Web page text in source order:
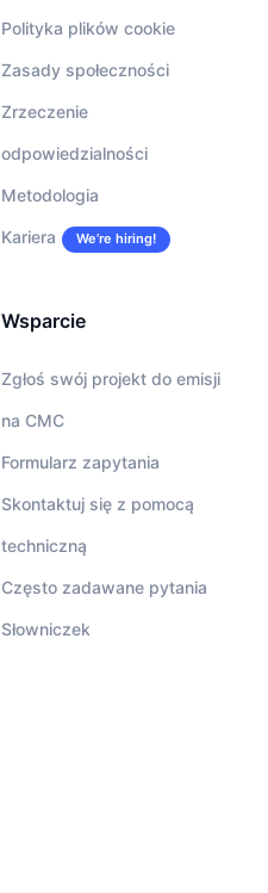
Polityka plików cookie
Zasady społeczności
Zrzeczenie
odpowiedzialności
Metodologia
Kariera We’re hiring!
Wsparcie
Zgłoś swój projekt do emisji
na CMC
Formularz zapytania
Skontaktuj się z pomocą
techniczną
Często zadawane pytania
Słowniczek